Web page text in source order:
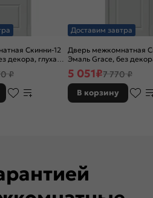
Скинни-12
декора, глухая,
скиновая
₽
Доставим завтра
Дверь межкомнатная
Эмаль Grace, без
без стекла, без кромки,
5 051₽7 770 ₽
В корзину